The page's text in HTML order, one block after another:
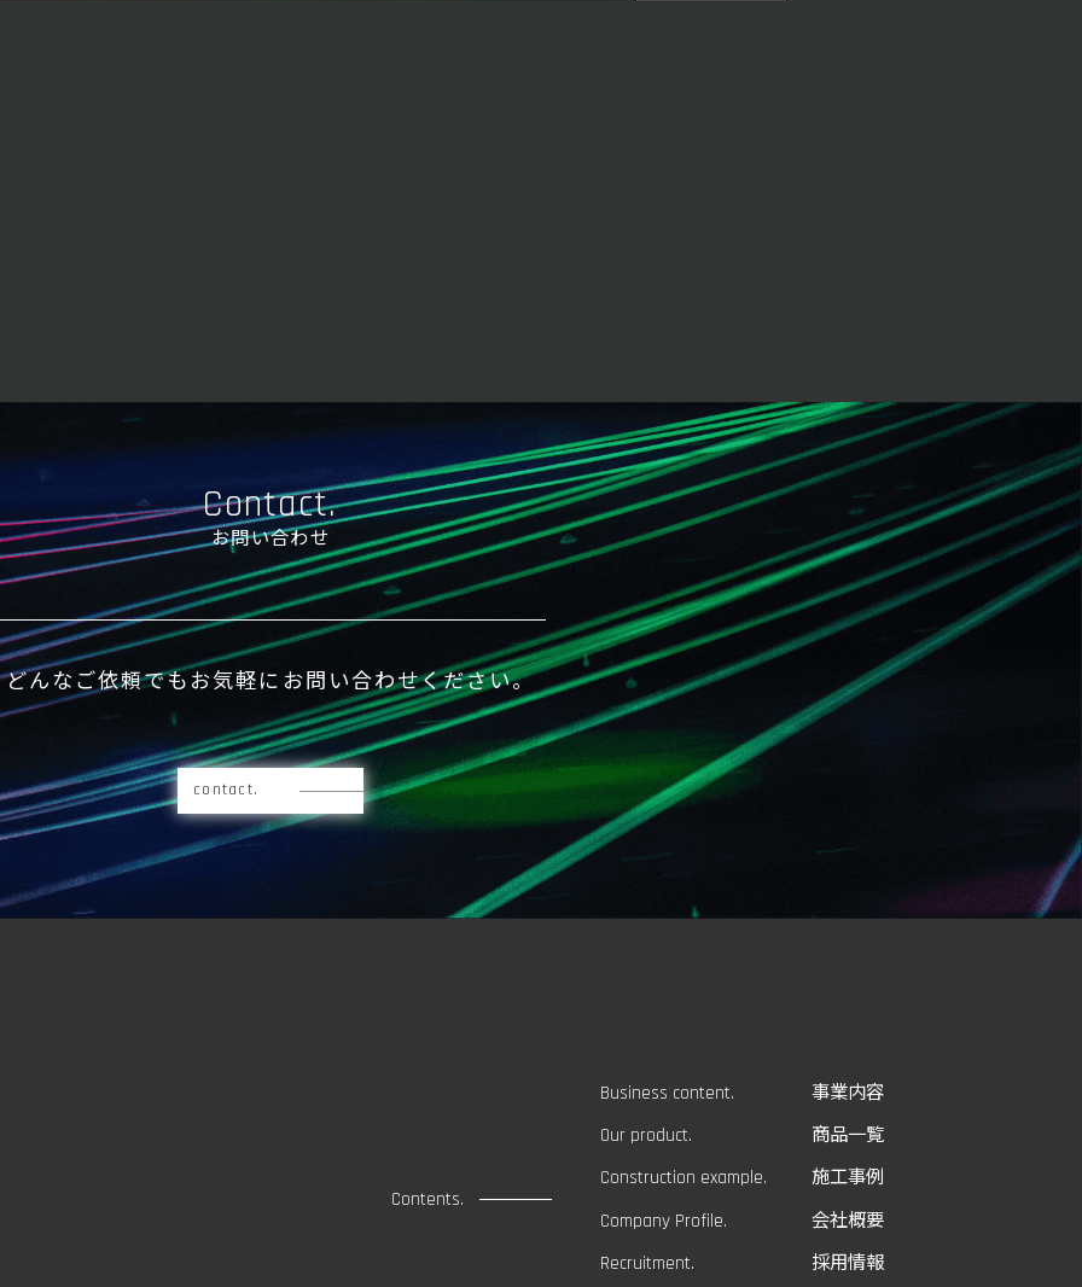
Contact.
お問い合わせ
どんなご依頼でもお気軽にお問い合わせください。
contact.
Contents.
Business content.
事業内容
Our product.
商品一覧
Construction example.
施工事例
Company Profile.
会社概要
Recruitment.
採用情報